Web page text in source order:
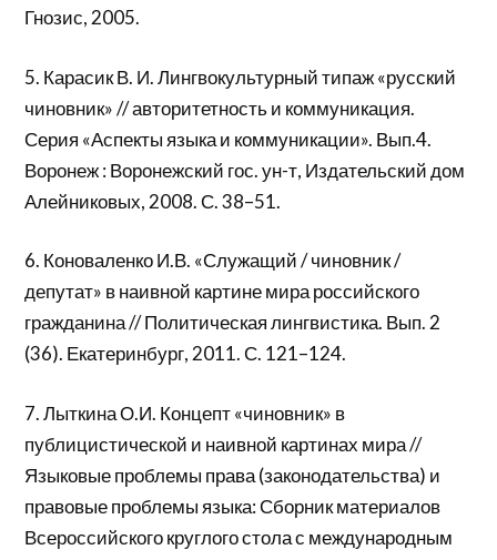
Гнозис, 2005.
5. Карасик В. И. Лингвокультурный типаж «русский
чиновник» // авторитетность и коммуникация.
Серия «Аспекты языка и коммуникации». Вып.4.
Воронеж : Воронежский гос. ун-т, Издательский дом
Алейниковых, 2008. С. 38–51.
6. Коноваленко И.В. «Служащий / чиновник /
депутат» в наивной картине мира российского
гражданина // Политическая лингвистика. Вып. 2
(36). Екатеринбург, 2011. С. 121–124.
7. Лыткина О.И. Концепт «чиновник» в
публицистической и наивной картинах мира //
Языковые проблемы права (законодательства) и
правовые проблемы языка: Сборник материалов
Всероссийского круглого стола с международным